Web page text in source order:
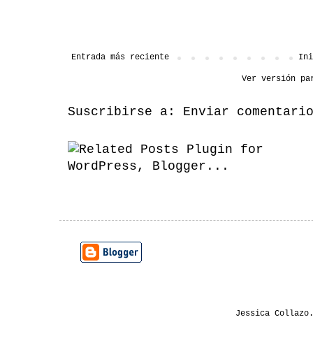
Entrada más reciente
Ver versión
Suscribirse a: Enviar
Jessica